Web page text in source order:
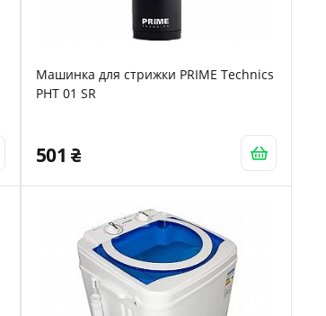
Машинка для стрижки PRIME Technics
PHT 01 SR
501